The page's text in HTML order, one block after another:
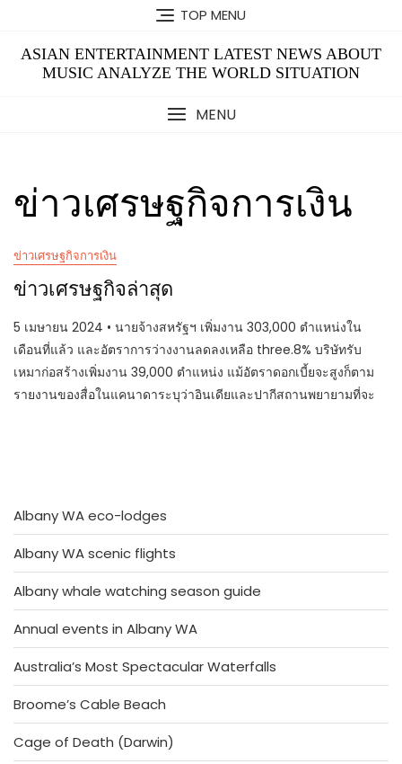
content
TOP MENU
ASIAN ENTERTAINMENT LATEST NEWS ABOUT
MUSIC ANALYZE THE WORLD SITUATION
MENU
ข่าวเศรษฐกิจการเงิน
ข่าวเศรษฐกิจการเงิน
ข่าวเศรษฐกิจล่าสุด
5 เมษายน 2024 • นายจ้างสหรัฐฯ เพิ่มงาน 303,000 ตำแหน่งใน
เดือนที่แล้ว และอัตราการว่างงานลดลงเหลือ three.8% บริษัทรับ
เหมาก่อสร้างเพิ่มงาน 39,000 ตำแหน่ง แม้อัตราดอกเบี้ยจะสูงก็ตาม
รายงานของสื่อในแคนาดาระบุว่าอินเดียและปากีสถานพยายามที่จะ
Albany WA eco-lodges
Albany WA scenic flights
Albany whale watching season guide
Annual events in Albany WA
Australia’s Most Spectacular Waterfalls
Broome’s Cable Beach
Cage of Death (Darwin)